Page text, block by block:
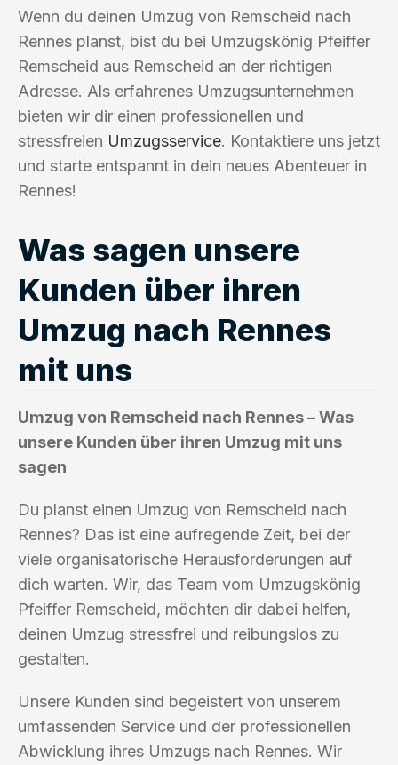
Wenn du deinen Umzug von Remscheid nach
Rennes planst, bist du bei Umzugskönig Pfeiffer
Remscheid aus Remscheid an der richtigen
Adresse. Als erfahrenes Umzugsunternehmen
bieten wir dir einen professionellen und
stressfreien Umzugsservice. Kontaktiere uns jetzt
und starte entspannt in dein neues Abenteuer in
Rennes!
Was sagen unsere
Kunden über ihren
Umzug nach Rennes
mit uns
Umzug von Remscheid nach Rennes – Was
unsere Kunden über ihren Umzug mit uns
sagen
Du planst einen Umzug von Remscheid nach
Rennes? Das ist eine aufregende Zeit, bei der
viele organisatorische Herausforderungen auf
dich warten. Wir, das Team vom Umzugskönig
Pfeiffer Remscheid, möchten dir dabei helfen,
deinen Umzug stressfrei und reibungslos zu
gestalten.
Unsere Kunden sind begeistert von unserem
umfassenden Service und der professionellen
Abwicklung ihres Umzugs nach Rennes. Wir